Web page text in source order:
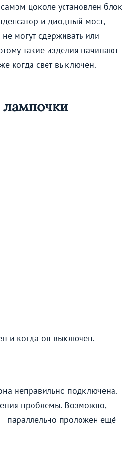
цоколе установлен блок
и диодный мост,
могут сдерживать или
такие изделия начинают
когда свет выключен.
и когда он выключен.
неправильно подключена.
проблемы. Возможно,
параллельно проложен ещё